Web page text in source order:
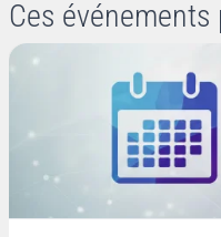
Ces